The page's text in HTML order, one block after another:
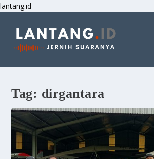
lantang.id
Tag: dirgantara